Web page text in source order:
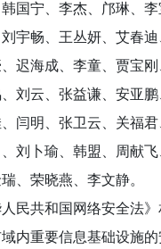
国宁、李杰、邝琳、
宇畅、王丛妍、艾春迪
迟海成、李童、贾宝刚
刘云、张益谦、安亚鹏
闫明、张卫云、关福君
刘卜瑜、韩盟、周献飞
、荣晓燕、李文静。
民共和国网络安全法》
内重要信息基础设施的